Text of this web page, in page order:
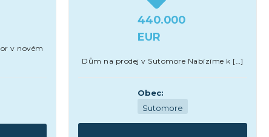
v novém
440.000
EUR
Dům na prodej v Sutomore Nabízíme k […]
Obec:
Sutomore